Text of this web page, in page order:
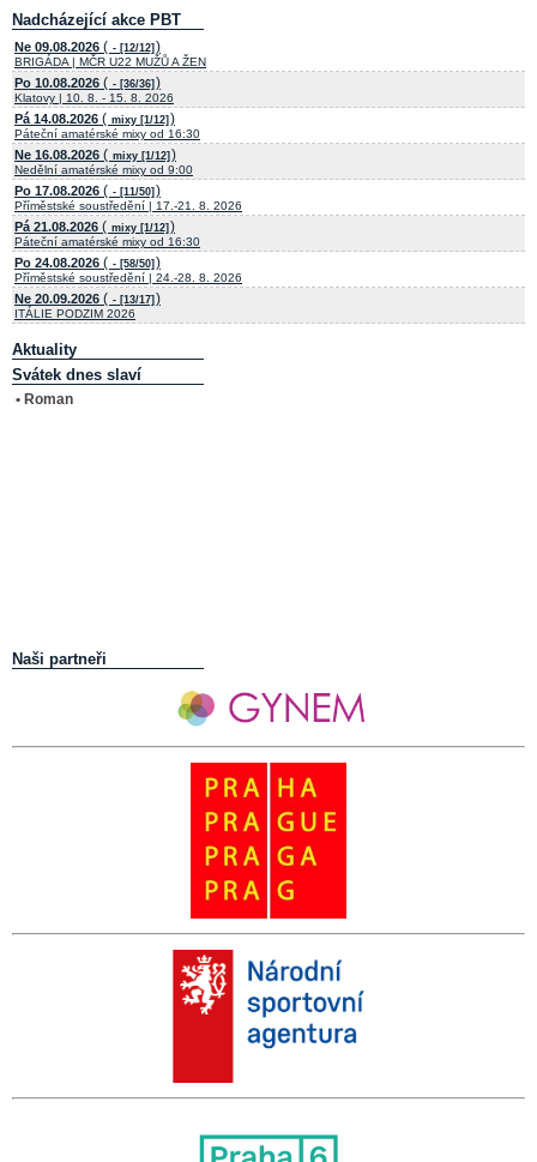
Nadcházející akce PBT
Ne 09.08.2026 ( - [12/12] )
BRIGÁDA | MČR U22 MUŽŮ A ŽEN
Po 10.08.2026 ( - [36/36] )
Klatovy | 10. 8. - 15. 8. 2026
Pá 14.08.2026 ( mixy [1/12] )
Páteční amatérské mixy od 16:30
Ne 16.08.2026 ( mixy [1/12] )
Nedělní amatérské mixy od 9:00
Po 17.08.2026 ( - [11/50] )
Příměstské soustředění | 17.-21. 8. 2026
Pá 21.08.2026 ( mixy [1/12] )
Páteční amatérské mixy od 16:30
Po 24.08.2026 ( - [58/50] )
Příměstské soustředění | 24.-28. 8. 2026
Ne 20.09.2026 ( - [13/17] )
ITÁLIE PODZIM 2026
Aktuality
Svátek dnes slaví
• Roman
Naši partneři